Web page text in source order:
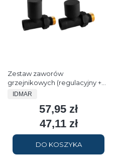
Zestaw zaworów
grzejnikowych (regulacyjny +
odcinający) prosty czarny
PRODUCENT
IDMAR
Cena
57,95 zł
Cena
47,11 zł
DO KOSZYKA